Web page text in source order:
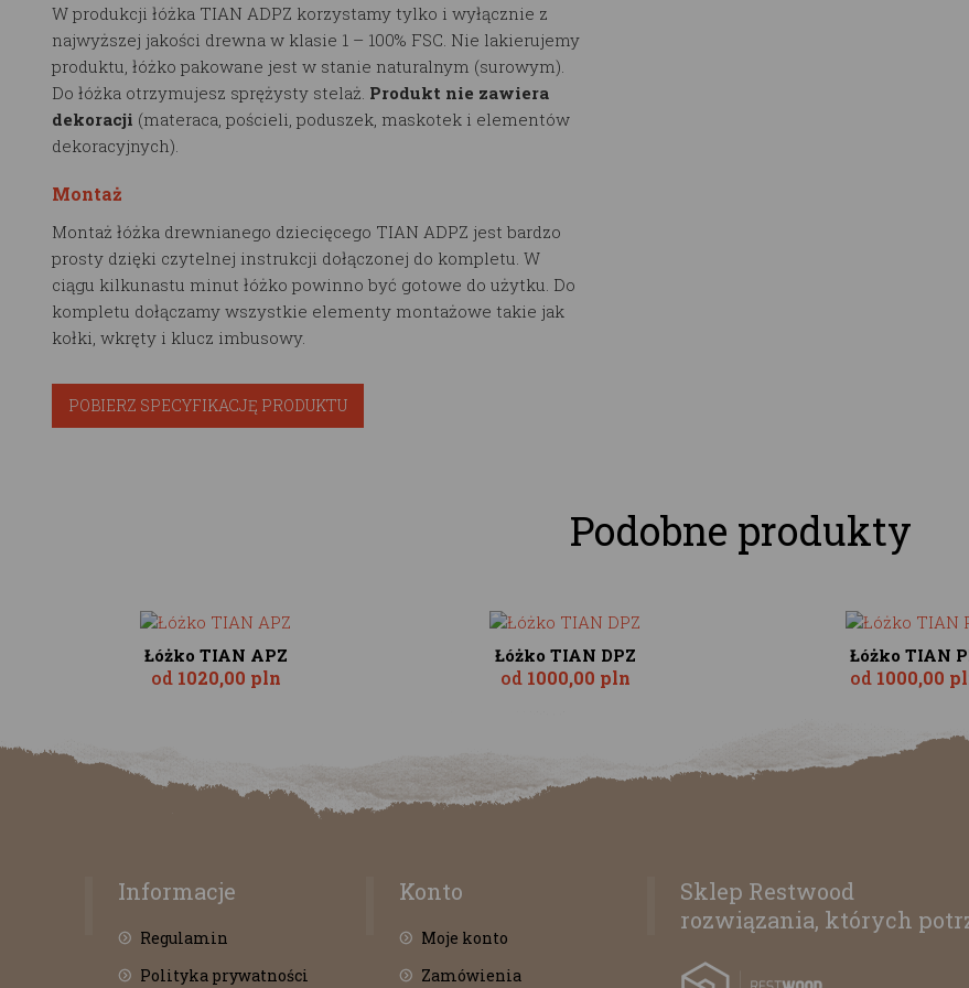
W produkcji łóżka TIAN ADPZ korzystamy tylko i wyłącznie z
najwyższej jakości drewna w klasie 1 – 100% FSC. Nie lakierujemy
produktu, łóżko pakowane jest w stanie naturalnym (surowym).
Do łóżka otrzymujesz sprężysty stelaż. Produkt nie zawiera
dekoracji (materaca, pościeli, poduszek, maskotek i elementów
dekoracyjnych).
Montaż
Montaż łóżka drewnianego dziecięcego TIAN ADPZ jest bardzo
prosty dzięki czytelnej instrukcji dołączonej do kompletu. W
ciągu kilkunastu minut łóżko powinno być gotowe do użytku. Do
kompletu dołączamy wszystkie elementy montażowe takie jak
kołki, wkręty i klucz imbusowy.
POBIERZ SPECYFIKACJĘ PRODUKTU
Podobne produkty
Łóżko TIAN APZ
od 1020,00 pln
Łóżko TIAN DPZ
od 1000,00 pln
Łóżko TIAN
od 1000,00
Informacje
Regulamin
Polityka prywatności
Konto
Moje konto
Zamówienia
Sklep Restwood
rozwiązania, których